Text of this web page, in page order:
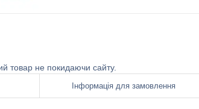
товар не покидаючи сайту.
Інформація для замовлення